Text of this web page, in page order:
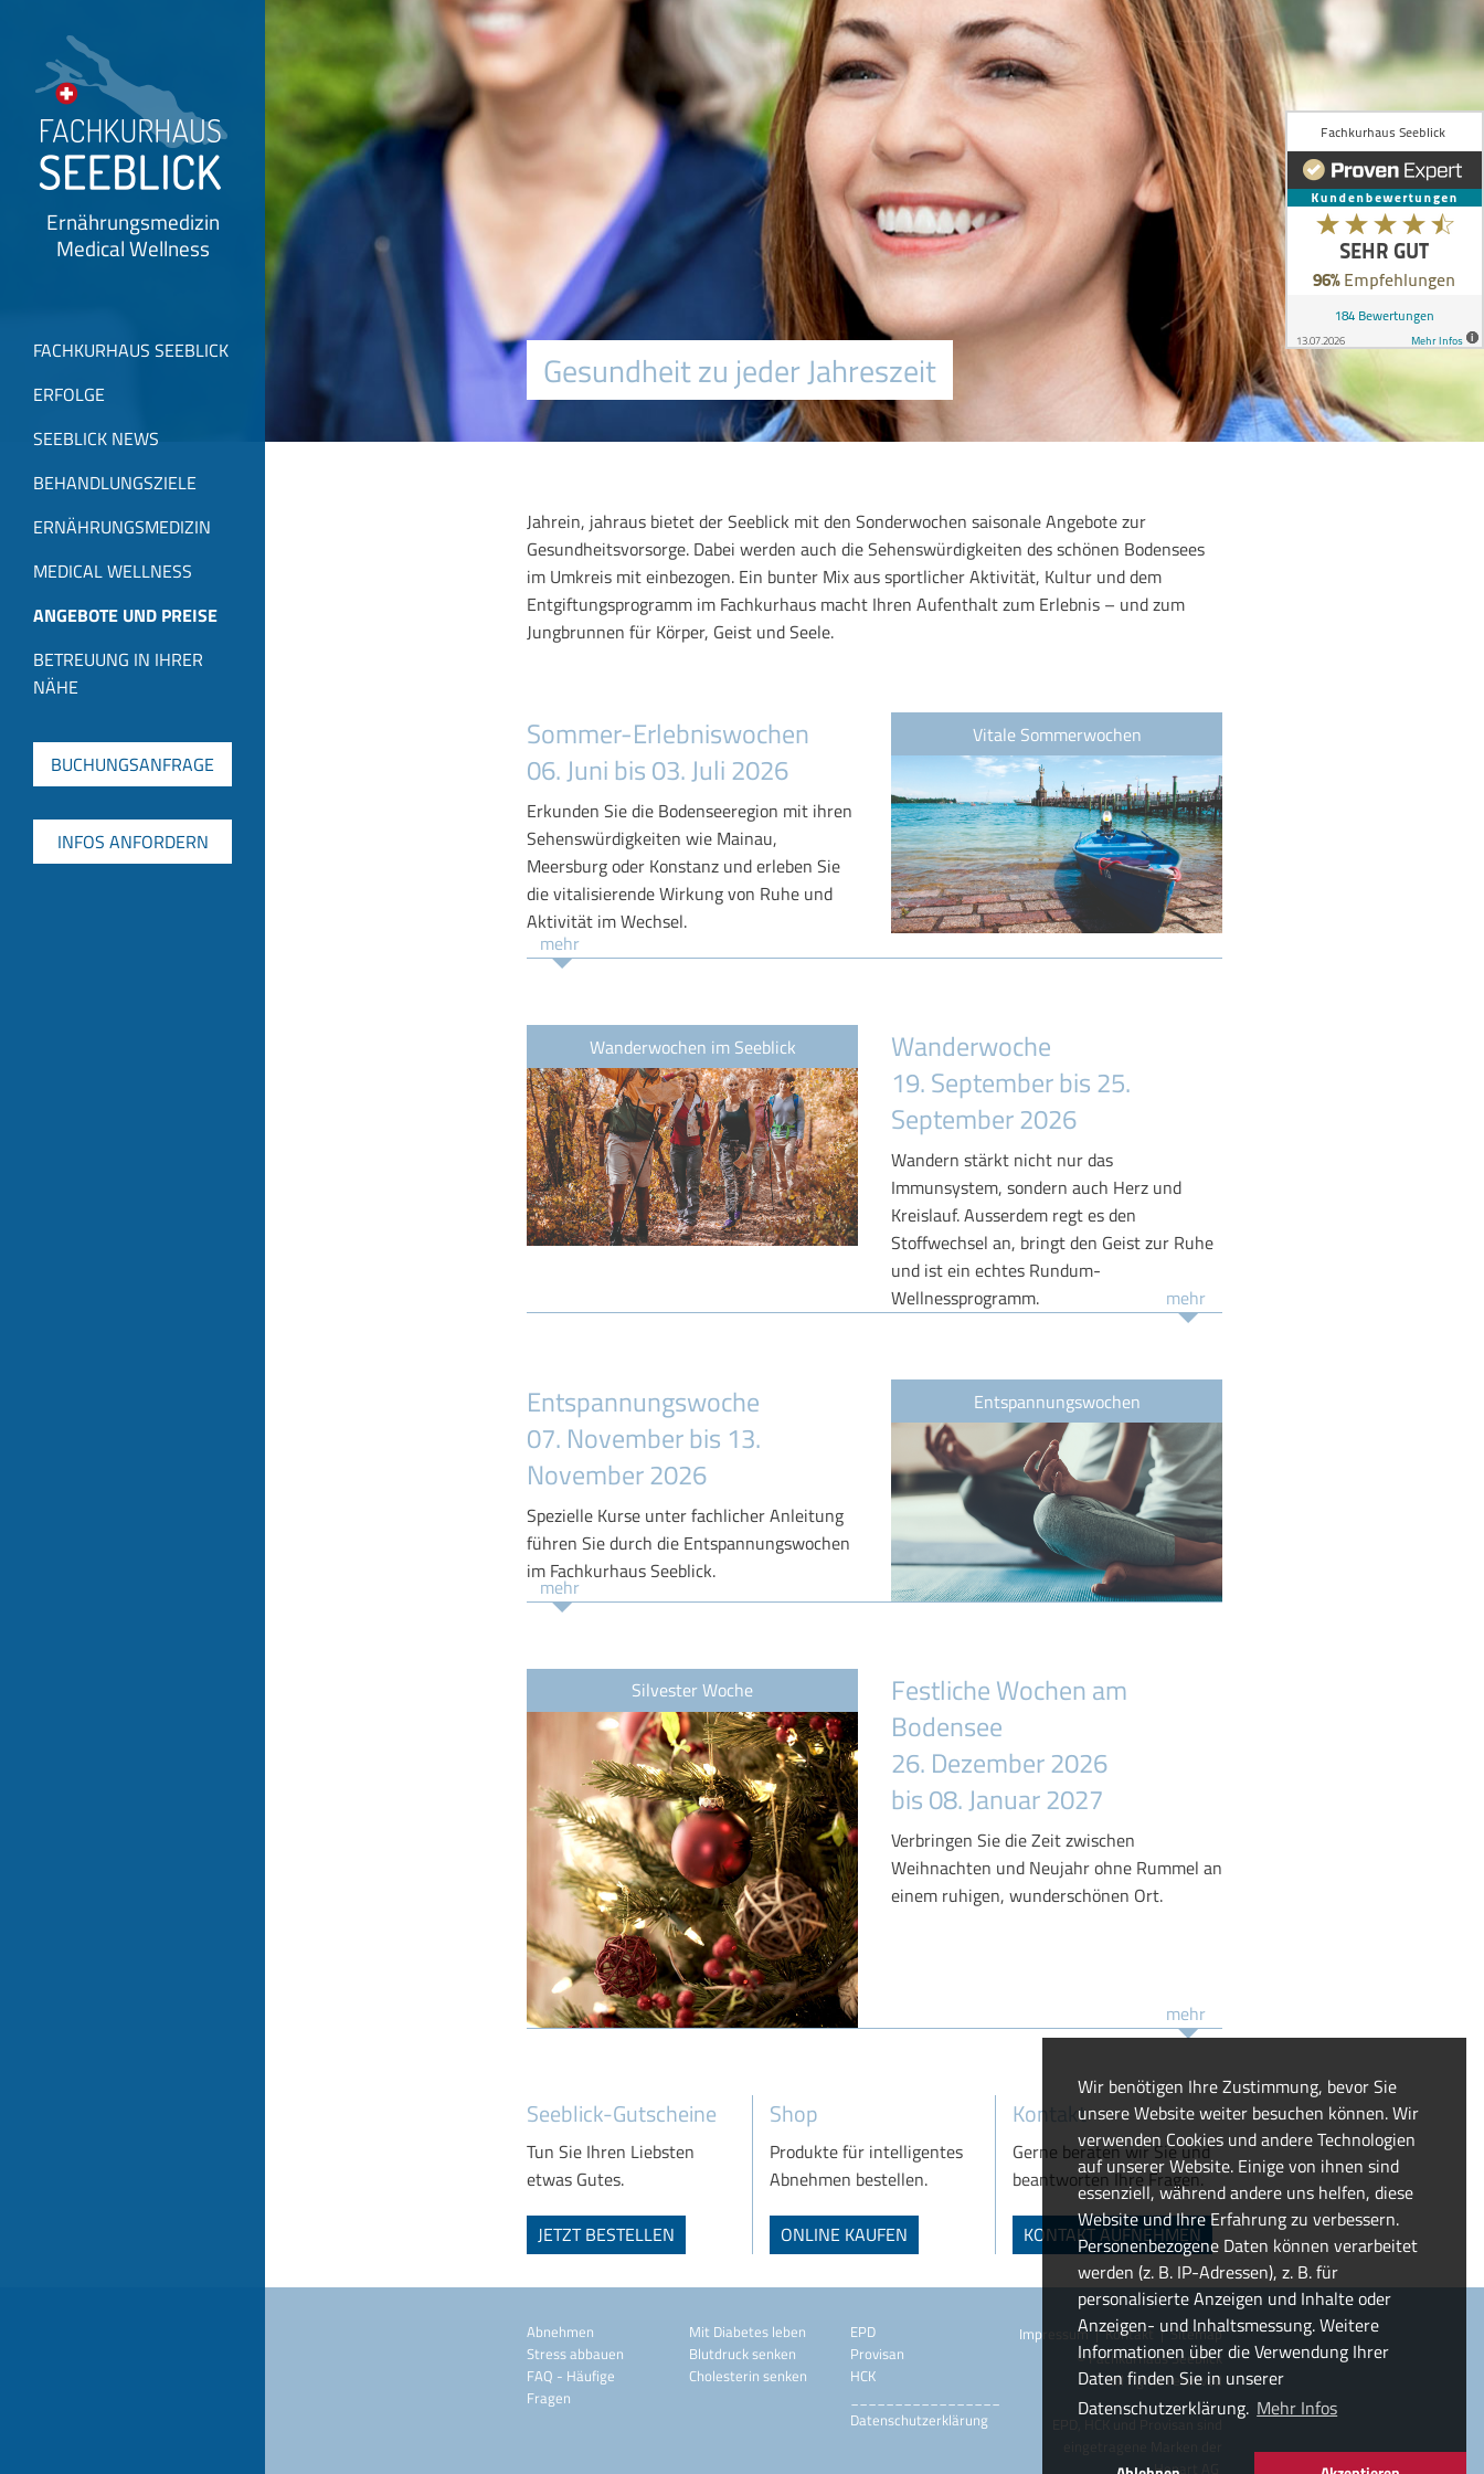
Wir benötigen Ihre Zustimmung, bevor Sie
unsere Website weiter besuchen können. Wir
verwenden Cookies und andere Technologien
auf unserer Website. Einige von ihnen sind
essenziell, während andere uns helfen, diese
Website und Ihre Erfahrung zu verbessern.
Personenbezogene Daten können verarbeitet
werden (z. B. IP-Adressen), z. B. für
personalisierte Anzeigen und Inhalte oder
Anzeigen- und Inhaltsmessung. Weitere
Informationen über die Verwendung Ihrer
Daten finden Sie in unserer
Datenschutzerklärung. Mehr Infos
Ernährungsmedizin
Medical Wellness
FACHKURHAUS SEEBLICK
ERFOLGE
SEEBLICK NEWS
BEHANDLUNGSZIELE
ERNÄHRUNGSMEDIZIN
MEDICAL WELLNESS
ANGEBOTE UND PREISE
BETREUUNG IN IHRER
NÄHE
BUCHUNGSANFRAGE
INFOS ANFORDERN
Gesundheit zu jeder Jahreszeit
Jahrein, jahraus bietet der Seeblick mit den Sonderwochen saisonale Angebote zur
Gesundheitsvorsorge. Dabei werden auch die Sehenswürdigkeiten des schönen Bodensees
im Umkreis mit einbezogen. Ein bunter Mix aus sportlicher Aktivität, Kultur und dem
Entgiftungsprogramm im Fachkurhaus macht Ihren Aufenthalt zum Erlebnis – und zum
Jungbrunnen für Körper, Geist und Seele.
Vitale Sommerwochen
Sommer-Erlebniswochen
06. Juni bis 03. Juli 2026
Erkunden Sie die Bodenseeregion mit ihren
Sehenswürdigkeiten wie Mainau,
Meersburg oder Konstanz und erleben Sie
die vitalisierende Wirkung von Ruhe und
Aktivität im Wechsel.
mehr
Wanderwochen im Seeblick
Wanderwoche
19. September bis 25.
September 2026
Wandern stärkt nicht nur das
Immunsystem, sondern auch Herz und
Kreislauf. Ausserdem regt es den
Stoffwechsel an, bringt den Geist zur Ruhe
und ist ein echtes Rundum-
Wellnessprogramm.
mehr
Entspannungswochen
Entspannungswoche
07. November bis 13.
November 2026
Spezielle Kurse unter fachlicher Anleitung
führen Sie durch die Entspannungswochen
im Fachkurhaus Seeblick.
mehr
Silvester Woche
Festliche Wochen am
Bodensee
26. Dezember 2026
bis 08. Januar 2027
Verbringen Sie die Zeit zwischen
Weihnachten und Neujahr ohne Rummel an
einem ruhigen, wunderschönen Ort.
mehr
Seeblick-Gutscheine
Tun Sie Ihren Liebsten
etwas Gutes.
JETZT BESTELLEN
Shop
Produkte für intelligentes
Abnehmen bestellen.
ONLINE KAUFEN
Kontakt
Gerne beraten wir Sie und
beantworten Ihre Fragen.
KONTAKT AUFNEHMEN
Abnehmen
Stress abbauen
FAQ - Häufige
Fragen
Mit Diabetes leben
Blutdruck senken
Cholesterin senken
EPD
Provisan
HCK
Datenschutzerklärung
Impressum|Kontakt |Sitemap
© Fachkurhaus Seeblick
all rights reserved
Hepart AG